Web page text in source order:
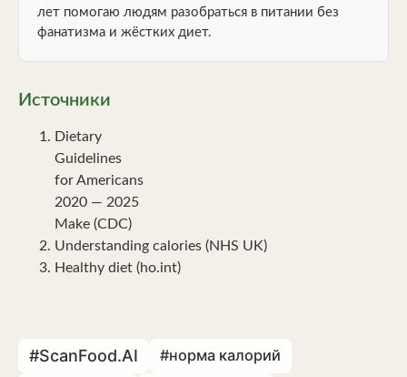
лет помогаю людям разобраться в питании без
фанатизма и жёстких диет.
Источники
Dietary
Guidelines
for Americans
2020 — 2025
Make (CDC)
Understanding calories (NHS UK)
Healthy diet (ho.int)
#ScanFood.AI #норма калорий